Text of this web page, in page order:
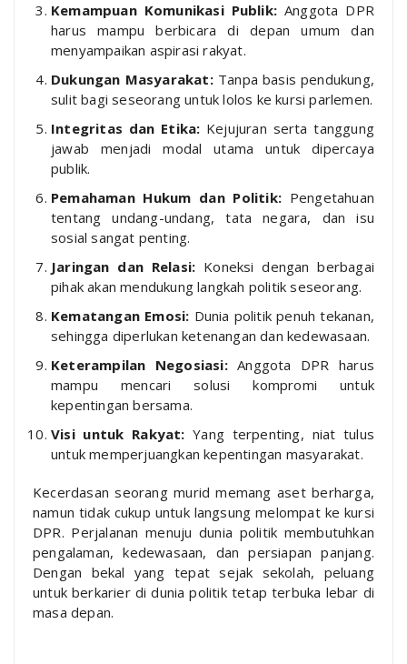
Kemampuan Komunikasi Publik: Anggota DPR
harus mampu berbicara di depan umum dan
menyampaikan aspirasi rakyat.
Dukungan Masyarakat:Tanpa basis pendukung,
sulit bagi seseorang untuk lolos ke kursi parlemen.
Integritas dan Etika: Kejujuran serta tanggung
jawab menjadi modal utama untuk dipercaya
publik.
Pemahaman Hukum dan Politik: Pengetahuan
tentang undang-undang, tata negara, dan isu
sosial sangat penting.
Jaringan dan Relasi: Koneksi dengan berbagai
pihak akan mendukung langkah politik seseorang.
Kematangan Emosi: Dunia politik penuh tekanan,
sehingga diperlukan ketenangan dan kedewasaan.
Keterampilan Negosiasi:Anggota DPR harus
mampu mencari solusi kompromi untuk
kepentingan bersama.
Visi untuk Rakyat: Yang terpenting, niat tulus
untuk memperjuangkan kepentingan masyarakat.
Kecerdasan seorang murid memang aset berharga,
namun tidak cukup untuk langsung melompat ke kursi
DPR. Perjalanan menuju dunia politik membutuhkan
pengalaman, kedewasaan, dan persiapan panjang.
Dengan bekal yang tepat sejak sekolah, peluang
untuk berkarier di dunia politik tetap terbuka lebar di
masa depan.